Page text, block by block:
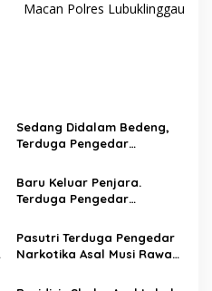
Macan Polres Lubuklinggau
Sedang Didalam Bedeng,
Terduga Pengedar
Baru Keluar Penjara.
Terduga Pengedar
Pasutri Terduga Pengedar
Narkotika Asal Musi Rawas
Polres Lubuklinggau